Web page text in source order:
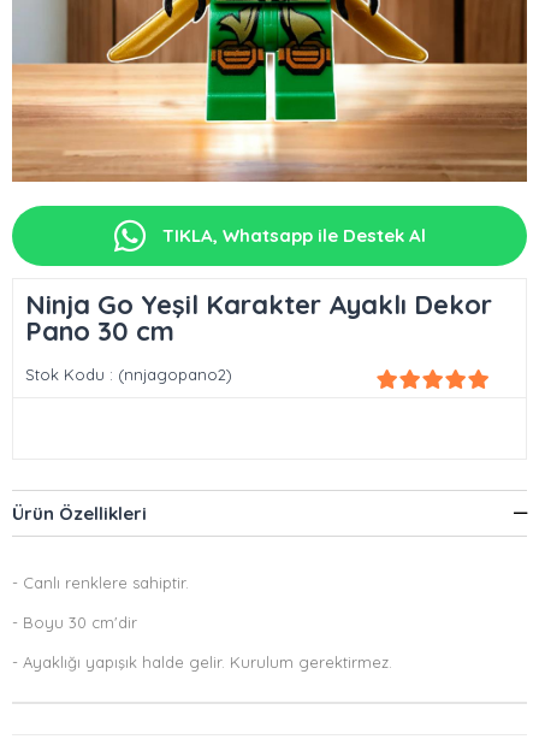
TIKLA, Whatsapp ile Destek Al
Ninja Go Yeşil Karakter Ayaklı Dekor
Pano 30 cm
Stok Kodu (nnjagopano2)
Ürün Özellikleri
- Canlı renklere sahiptir.
- Boyu 30 cm'dir
- Ayaklığı yapışık halde gelir. Kurulum gerektirmez.